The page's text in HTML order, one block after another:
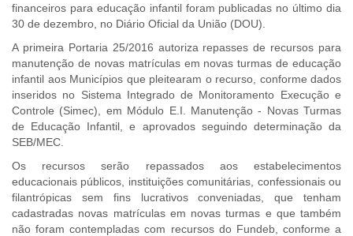
financeiros para educação infantil foram publicadas no último dia
30 de dezembro, no Diário Oficial da União (DOU).
A primeira Portaria 25/2016 autoriza repasses de recursos para
manutenção de novas matrículas em novas turmas de educação
infantil aos Municípios que pleitearam o recurso, conforme dados
inseridos no Sistema Integrado de Monitoramento Execução e
Controle (Simec), em Módulo E.I. Manutenção - Novas Turmas
de Educação Infantil, e aprovados seguindo determinação da
SEB/MEC.
Os recursos serão repassados aos estabelecimentos
educacionais públicos, instituições comunitárias, confessionais ou
filantrópicas sem fins lucrativos conveniadas, que tenham
cadastradas novas matrículas em novas turmas e que também
não foram contempladas com recursos do Fundeb, conforme a